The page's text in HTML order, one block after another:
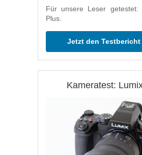
Für unsere Leser getestet:
Plus.
Jetzt den Testbericht
Kameratest: